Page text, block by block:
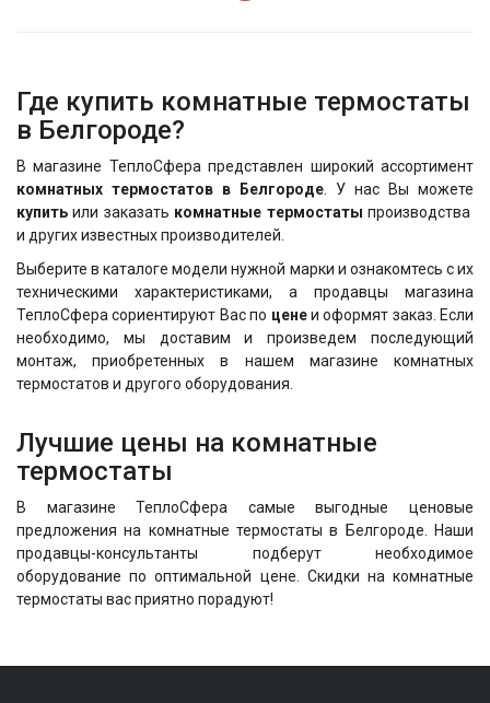
Где купить комнатные термостаты
в Белгороде?
В магазине ТеплоСфера представлен широкий ассортимент
комнатных термостатов в Белгороде . У нас Вы можете
купить или заказать комнатные термостаты производства
и других известных производителей.
Выберите в каталоге модели нужной марки и ознакомтесь с их
техническими характеристиками, а продавцы магазина
ТеплоСфера сориентируют Вас по ценеи оформят заказ. Если
необходимо, мы доставим и произведем последующий
монтаж, приобретенных в нашем магазине комнатных
термостатов и другого оборудования.
Лучшие цены на комнатные
термостаты
В магазине ТеплоСфера самые выгодные ценовые
предложения на комнатные термостаты в Белгороде. Наши
продавцы-консультанты подберут необходимое
оборудование по оптимальной цене. Скидки на комнатные
термостаты вас приятно порадуют!